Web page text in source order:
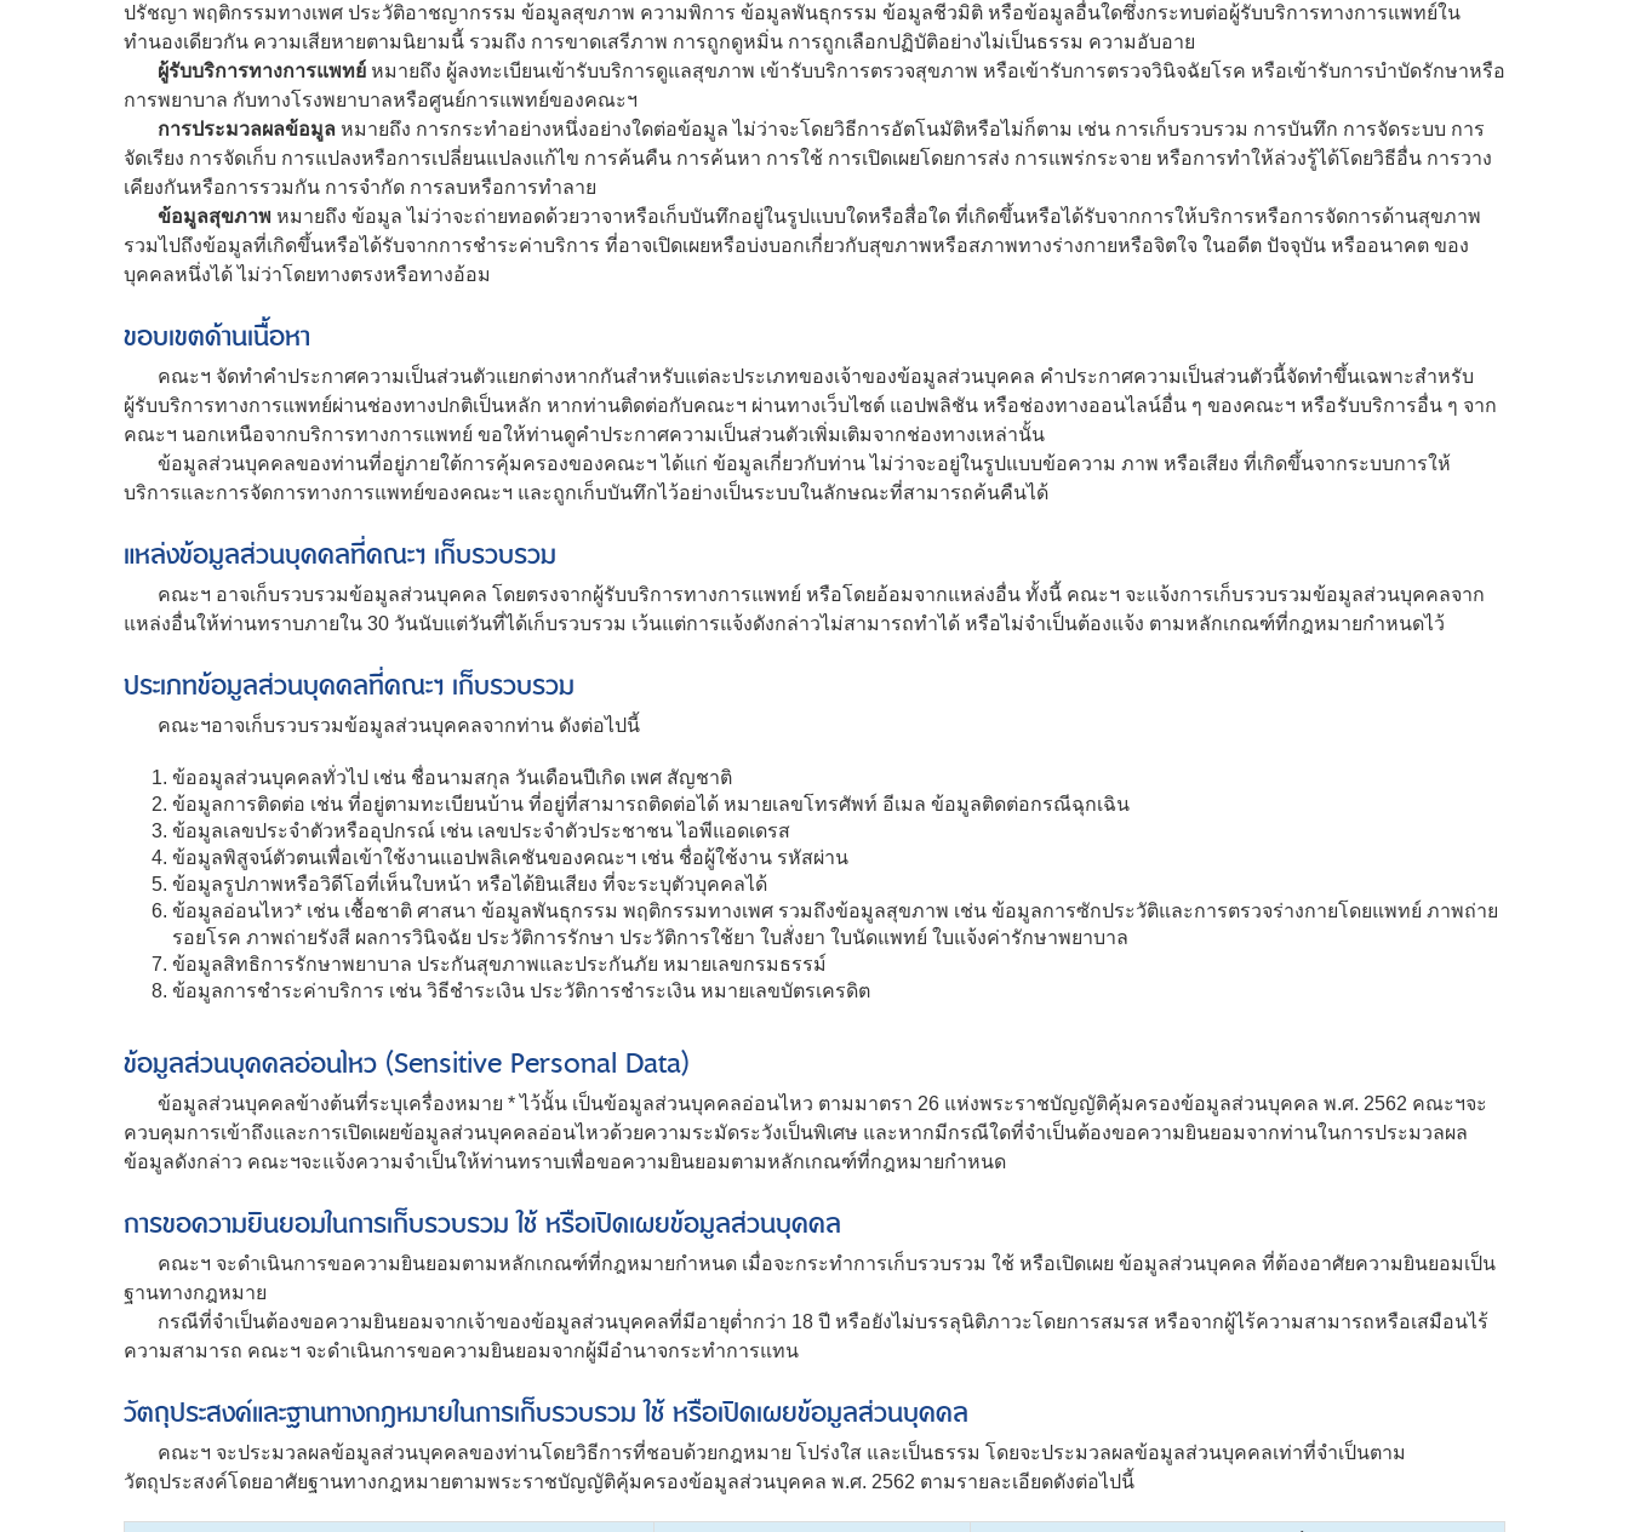
ปรัชญา พฤติกรรมทางเพศ ประวัติอาชญากรรม ข้อมูลสุขภาพ ความพิการ ข้อมูลพันธุกรรม ข้อมูลชีวมิติ หรือข้อมูลอื่นใดซึ่งกระทบต่อผู้รับบริการทางการแพทย์ใน
ทำนองเดียวกัน ความเสียหายตามนิยามนี้ รวมถึง การขาดเสรีภาพ การถูกดูหมิ่น การถูกเลือกปฏิบัติอย่างไม่เป็นธรรม ความอับอาย
ผู้รับบริการทางการแพทย์ หมายถึง ผู้ลงทะเบียนเข้ารับบริการดูแลสุขภาพ เข้ารับบริการตรวจสุขภาพ หรือเข้ารับการตรวจวินิจฉัยโรค หรือเข้ารับการบำบัดรักษาหรือ
การพยาบาล กับทางโรงพยาบาลหรือศูนย์การแพทย์ของคณะฯ
การประมวลผลข้อมูล หมายถึง การกระทำอย่างหนึ่งอย่างใดต่อข้อมูล ไม่ว่าจะโดยวิธีการอัตโนมัติหรือไม่ก็ตาม เช่น การเก็บรวบรวม การบันทึก การจัดระบบ การ
จัดเรียง การจัดเก็บ การแปลงหรือการเปลี่ยนแปลงแก้ไข การค้นคืน การค้นหา การใช้ การเปิดเผยโดยการส่ง การแพร่กระจาย หรือการทำให้ล่วงรู้ได้โดยวิธีอื่น การวาง
เคียงกันหรือการรวมกัน การจำกัด การลบหรือการทำลาย
ข้อมูลสุขภาพ หมายถึง ข้อมูล ไม่ว่าจะถ่ายทอดด้วยวาจาหรือเก็บบันทึกอยู่ในรูปแบบใดหรือสื่อใด ที่เกิดขึ้นหรือได้รับจากการให้บริการหรือการจัดการด้านสุขภาพ
รวมไปถึงข้อมูลที่เกิดขึ้นหรือได้รับจากการชำระค่าบริการ ที่อาจเปิดเผยหรือบ่งบอกเกี่ยวกับสุขภาพหรือสภาพทางร่างกายหรือจิตใจ ในอดีต ปัจจุบัน หรืออนาคต ของ
บุคคลหนึ่งได้ ไม่ว่าโดยทางตรงหรือทางอ้อม
ขอบเขตด้านเนื้อหา
คณะฯ จัดทำคำประกาศความเป็นส่วนตัวแยกต่างหากกันสำหรับแต่ละประเภทของเจ้าของข้อมูลส่วนบุคคล คำประกาศความเป็นส่วนตัวนี้จัดทำขึ้นเฉพาะสำหรับ
ผู้รับบริการทางการแพทย์ผ่านช่องทางปกติเป็นหลัก หากท่านติดต่อกับคณะฯ ผ่านทางเว็บไซต์ แอปพลิชัน หรือช่องทางออนไลน์อื่น ๆ ของคณะฯ หรือรับบริการอื่น ๆ จาก
คณะฯ นอกเหนือจากบริการทางการแพทย์ ขอให้ท่านดูคำประกาศความเป็นส่วนตัวเพิ่มเติมจากช่องทางเหล่านั้น
ข้อมูลส่วนบุคคลของท่านที่อยู่ภายใต้การคุ้มครองของคณะฯ ได้แก่ ข้อมูลเกี่ยวกับท่าน ไม่ว่าจะอยู่ในรูปแบบข้อความ ภาพ หรือเสียง ที่เกิดขึ้นจากระบบการให้
บริการและการจัดการทางการแพทย์ของคณะฯ และถูกเก็บบันทึกไว้อย่างเป็นระบบในลักษณะที่สามารถค้นคืนได้
แหล่งข้อมูลส่วนบุคคลที่คณะฯ เก็บรวบรวม
คณะฯ อาจเก็บรวบรวมข้อมูลส่วนบุคคล โดยตรงจากผู้รับบริการทางการแพทย์ หรือโดยอ้อมจากแหล่งอื่น ทั้งนี้ คณะฯ จะแจ้งการเก็บรวบรวมข้อมูลส่วนบุคคลจาก
แหล่งอื่นให้ท่านทราบภายใน 30 วันนับแต่วันที่ได้เก็บรวบรวม เว้นแต่การแจ้งดังกล่าวไม่สามารถทำได้ หรือไม่จำเป็นต้องแจ้ง ตามหลักเกณฑ์ที่กฎหมายกำหนดไว้
ประเภทข้อมูลส่วนบุคคลที่คณะฯ เก็บรวบรวม
คณะฯอาจเก็บรวบรวมข้อมูลส่วนบุคคลจากท่าน ดังต่อไปนี้
ข้ออมูลส่วนบุคคลทั่วไป เช่น ชื่อนามสกุล วันเดือนปีเกิด เพศ สัญชาติ
ข้อมูลการติดต่อ เช่น ที่อยู่ตามทะเบียนบ้าน ที่อยู่ที่สามารถติดต่อได้ หมายเลขโทรศัพท์ อีเมล ข้อมูลติดต่อกรณีฉุกเฉิน
ข้อมูลเลขประจำตัวหรืออุปกรณ์ เช่น เลขประจำตัวประชาชน ไอพีแอดเดรส
ข้อมูลพิสูจน์ตัวตนเพื่อเข้าใช้งานแอปพลิเคชันของคณะฯ เช่น ชื่อผู้ใช้งาน รหัสผ่าน
ข้อมูลรูปภาพหรือวิดีโอที่เห็นใบหน้า หรือได้ยินเสียง ที่จะระบุตัวบุคคลได้
ข้อมูลอ่อนไหว* เช่น เชื้อชาติ ศาสนา ข้อมูลพันธุกรรม พฤติกรรมทางเพศ รวมถึงข้อมูลสุขภาพ เช่น ข้อมูลการซักประวัติและการตรวจร่างกายโดยแพทย์ ภาพถ่าย
รอยโรค ภาพถ่ายรังสี ผลการวินิจฉัย ประวัติการรักษา ประวัติการใช้ยา ใบสั่งยา ใบนัดแพทย์ ใบแจ้งค่ารักษาพยาบาล
ข้อมูลสิทธิการรักษาพยาบาล ประกันสุขภาพและประกันภัย หมายเลขกรมธรรม์
ข้อมูลการชำระค่าบริการ เช่น วิธีชำระเงิน ประวัติการชำระเงิน หมายเลขบัตรเครดิต
ข้อมูลส่วนบุคคลอ่อนไหว (Sensitive Personal Data)
ข้อมูลส่วนบุคคลข้างต้นที่ระบุเครื่องหมาย * ไว้นั้น เป็นข้อมูลส่วนบุคคลอ่อนไหว ตามมาตรา 26 แห่งพระราชบัญญัติคุ้มครองข้อมูลส่วนบุคคล พ.ศ. 2562 คณะฯจะ
ควบคุมการเข้าถึงและการเปิดเผยข้อมูลส่วนบุคคลอ่อนไหวด้วยความระมัดระวังเป็นพิเศษ และหากมีกรณีใดที่จำเป็นต้องขอความยินยอมจากท่านในการประมวลผล
ข้อมูลดังกล่าว คณะฯจะแจ้งความจำเป็นให้ท่านทราบเพื่อขอความยินยอมตามหลักเกณฑ์ที่กฎหมายกำหนด
การขอความยินยอมในการเก็บรวบรวม ใช้ หรือเปิดเผยข้อมูลส่วนบุคคล
คณะฯ จะดำเนินการขอความยินยอมตามหลักเกณฑ์ที่กฎหมายกำหนด เมื่อจะกระทำการเก็บรวบรวม ใช้ หรือเปิดเผย ข้อมูลส่วนบุคคล ที่ต้องอาศัยความยินยอมเป็น
ฐานทางกฎหมาย
กรณีที่จำเป็นต้องขอความยินยอมจากเจ้าของข้อมูลส่วนบุคคลที่มีอายุต่ำกว่า 18 ปี หรือยังไม่บรรลุนิติภาวะโดยการสมรส หรือจากผู้ไร้ความสามารถหรือเสมือนไร้
ความสามารถ คณะฯ จะดำเนินการขอความยินยอมจากผู้มีอำนาจกระทำการแทน
วัตถุประสงค์และฐานทางกฎหมายในการเก็บรวบรวม ใช้ หรือเปิดเผยข้อมูลส่วนบุคคล
คณะฯ จะประมวลผลข้อมูลส่วนบุคคลของท่านโดยวิธีการที่ชอบด้วยกฎหมาย โปร่งใส และเป็นธรรม โดยจะประมวลผลข้อมูลส่วนบุคคลเท่าที่จำเป็นตาม
วัตถุประสงค์โดยอาศัยฐานทางกฎหมายตามพระราชบัญญัติคุ้มครองข้อมูลส่วนบุคคล พ.ศ. 2562 ตามรายละเอียดดังต่อไปนี้